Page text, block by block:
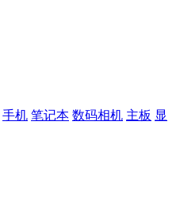
手机 笔记本 数码相机 主板 显